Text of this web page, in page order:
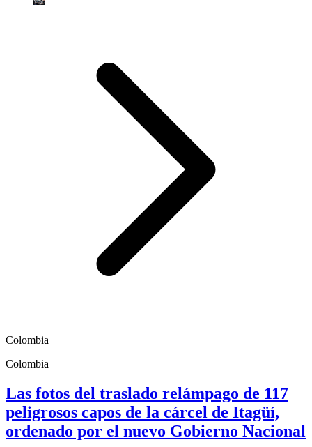
Colombia
Colombia
Las fotos del traslado relámpago de 117
peligrosos capos de la cárcel de Itagüí,
ordenado por el nuevo Gobierno Nacional